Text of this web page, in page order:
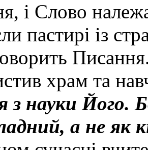
і Слово
пастирі із
храм та
з науки Його.
а не як